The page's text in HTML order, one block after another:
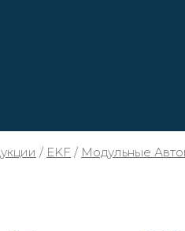
/ EKF / Модульные